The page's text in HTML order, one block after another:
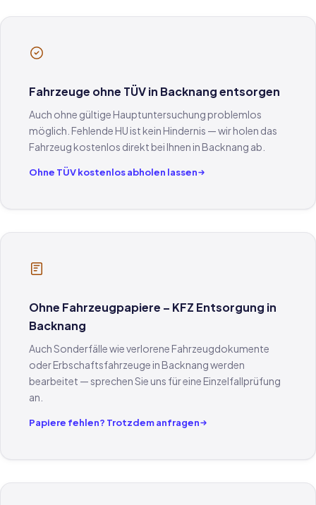
Fahrzeuge ohne TÜV in Backnang entsorgen
Auch ohne gültige Hauptuntersuchung problemlos
möglich. Fehlende HU ist kein Hindernis — wir holen das
Fahrzeug kostenlos direkt bei Ihnen in Backnang ab.
Ohne TÜV kostenlos abholen lassen
Ohne Fahrzeugpapiere – KFZ Entsorgung in
Backnang
Auch Sonderfälle wie verlorene Fahrzeugdokumente
oder Erbschaftsfahrzeuge in Backnang werden
bearbeitet — sprechen Sie uns für eine Einzelfallprüfung
an.
Papiere fehlen? Trotzdem anfragen